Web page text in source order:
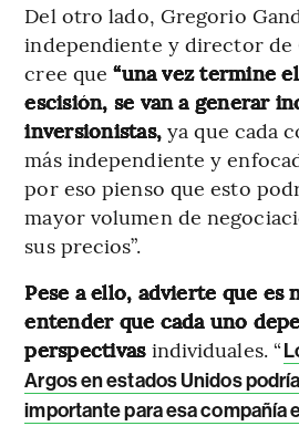
Del otro lado, Gregorio
independiente y director de
cree que“una vez termine
escisión, se van a generar
inversionistas, ya que cada
más independiente y
por eso pienso que esto
mayor volumen de
sus precios”.
Pese a ello, advierte que es
entender que cada uno
perspectivas individuales. “
Argos en estados Unidos
importante para esa compañía